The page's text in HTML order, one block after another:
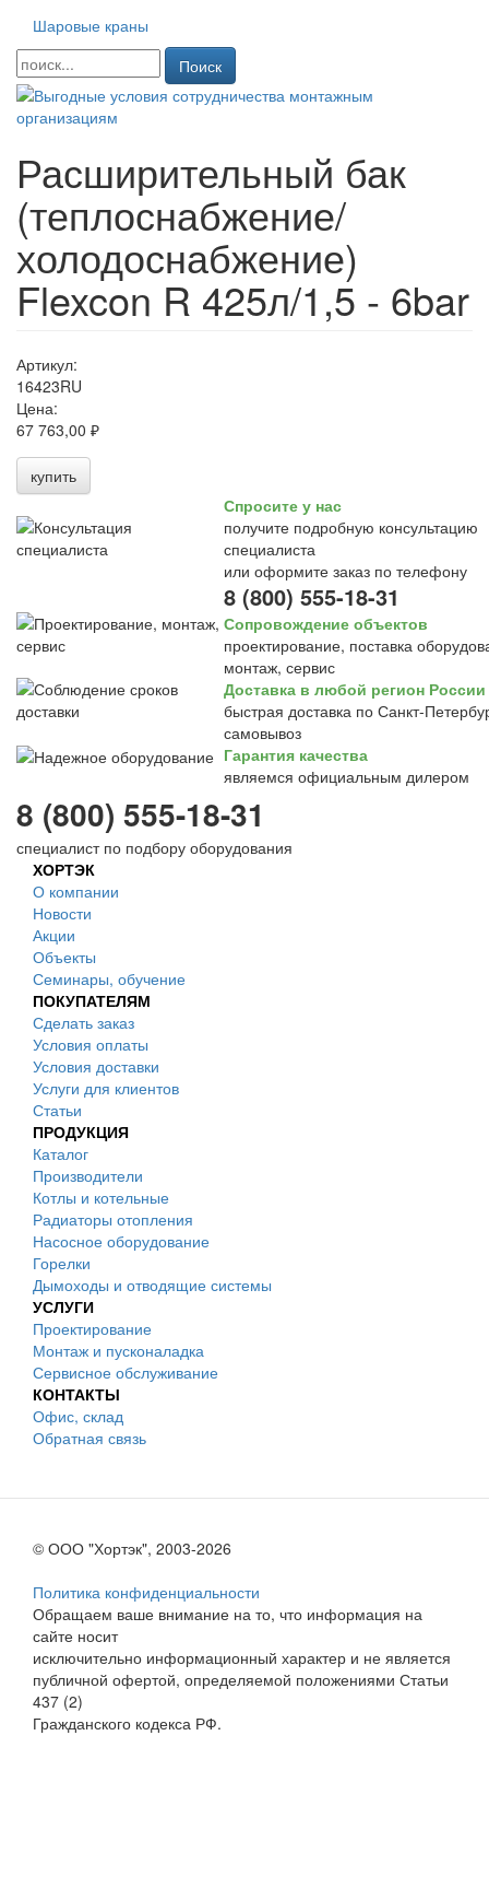
Шаровые краны
Поиск
Расширительный бак
(теплоснабжение/
холодоснабжение)
Flexcon R 425л/1,5 - 6bar
Артикул:
16423RU
Цена:
67 763,00 ₽
купить
Спросите у нас
получите подробную консультацию
специалиста
или оформите заказ по телефону
8 (800) 555-18-31
Сопровождение объектов
проектирование, поставка
монтаж, сервис
Доставка в любой регион России
быстрая доставка по Санкт-
самовывоз
Гарантия качества
являемся официальным дилером
8 (800) 555-18-31
специалист по подбору оборудования
ХОРТЭК
О компании
Новости
Акции
Объекты
Семинары, обучение
ПОКУПАТЕЛЯМ
Сделать заказ
Условия оплаты
Условия доставки
Услуги для клиентов
Статьи
ПРОДУКЦИЯ
Каталог
Производители
Котлы и котельные
Радиаторы отопления
Насосное оборудование
Горелки
Дымоходы и отводящие системы
УСЛУГИ
Проектирование
Монтаж и пусконаладка
Сервисное обслуживание
КОНТАКТЫ
Офис, склад
Обратная связь
© ООО "Хортэк", 2003-2026
Политика конфиденциальности
Обращаем ваше внимание на то, что информация на
сайте носит
исключительно информационный характер и не является
публичной офертой, определяемой положениями Статьи
437 (2)
Гражданского кодекса РФ.